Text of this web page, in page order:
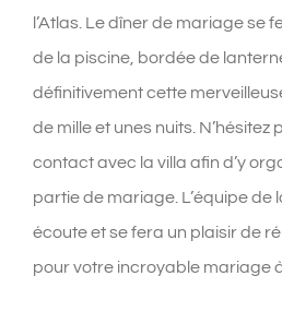
l’Atlas. Le dîner de mariage se
de la piscine, bordée de
définitivement cette
de mille et unes nuits. N’hésitez
contact avec la villa afin d’y
partie de mariage. L’équipe de
écoute et se fera un plaisir de
pour votre incroyable mariage